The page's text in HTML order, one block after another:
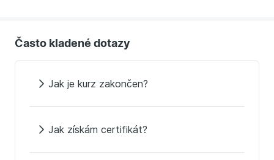
Často kladené dotazy
Jak je kurz zakončen?
Jak získám certifikát?